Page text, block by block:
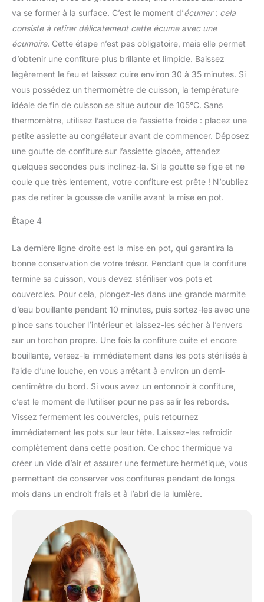
va se former à la surface. C’est le moment d’écumer: cela
consiste à retirer délicatement cette écume avec une
écumoire. Cette étape n’est pas obligatoire, mais elle permet
d’obtenir une confiture plus brillante et limpide. Baissez
légèrement le feu et laissez cuire environ 30 à 35 minutes. Si
vous possédez un thermomètre de cuisson, la température
idéale de fin de cuisson se situe autour de 105°C. Sans
thermomètre, utilisez l’astuce de l’assiette froide : placez une
petite assiette au congélateur avant de commencer. Déposez
une goutte de confiture sur l’assiette glacée, attendez
quelques secondes puis inclinez-la. Si la goutte se fige et ne
coule que très lentement, votre confiture est prête ! N’oubliez
pas de retirer la gousse de vanille avant la mise en pot.
Étape 4
La dernière ligne droite est la mise en pot, qui garantira la
bonne conservation de votre trésor. Pendant que la confiture
termine sa cuisson, vous devez stériliser vos pots et
couvercles. Pour cela, plongez-les dans une grande marmite
d’eau bouillante pendant 10 minutes, puis sortez-les avec une
pince sans toucher l’intérieur et laissez-les sécher à l’envers
sur un torchon propre. Une fois la confiture cuite et encore
bouillante, versez-la immédiatement dans les pots stérilisés à
l’aide d’une louche, en vous arrêtant à environ un demi-
centimètre du bord. Si vous avez un entonnoir à confiture,
c’est le moment de l’utiliser pour ne pas salir les rebords.
Vissez fermement les couvercles, puis retournez
immédiatement les pots sur leur tête. Laissez-les refroidir
complètement dans cette position. Ce choc thermique va
créer un vide d’air et assurer une fermeture hermétique, vous
permettant de conserver vos confitures pendant de longs
mois dans un endroit frais et à l’abri de la lumière.